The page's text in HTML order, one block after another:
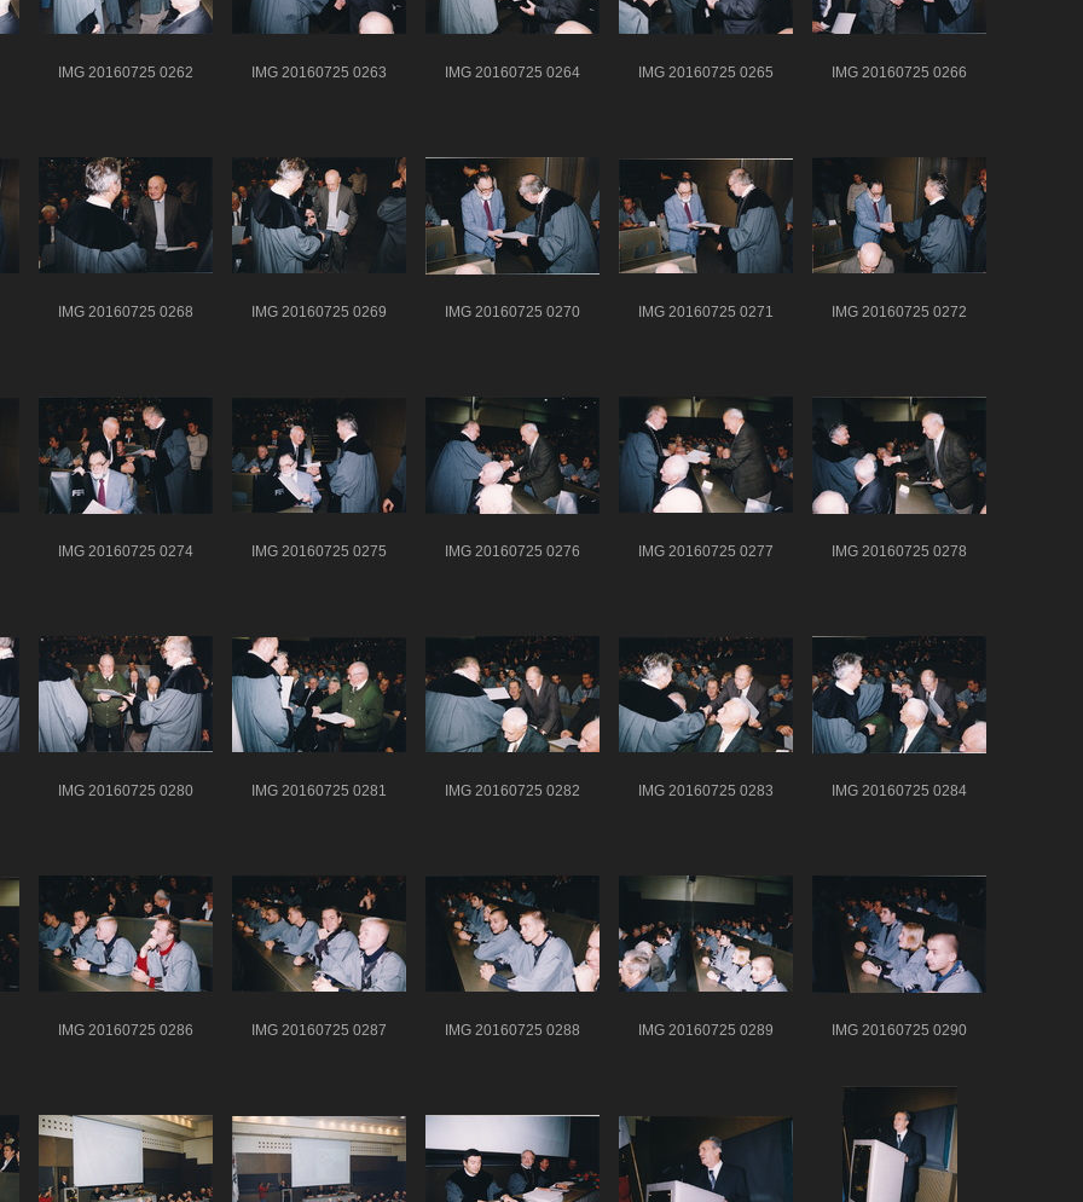
IMG 20160725 0262 IMG 20160725 0263 IMG 20160725 0264 IMG 20160725 0265 IMG 20160725 0266
IMG 20160725 0268 IMG 20160725 0269 IMG 20160725 0270 IMG 20160725 0271 IMG 20160725 0272
IMG 20160725 0274 IMG 20160725 0275 IMG 20160725 0276 IMG 20160725 0277 IMG 20160725 0278
IMG 20160725 0280 IMG 20160725 0281 IMG 20160725 0282 IMG 20160725 0283 IMG 20160725 0284
IMG 20160725 0286 IMG 20160725 0287 IMG 20160725 0288 IMG 20160725 0289 IMG 20160725 0290